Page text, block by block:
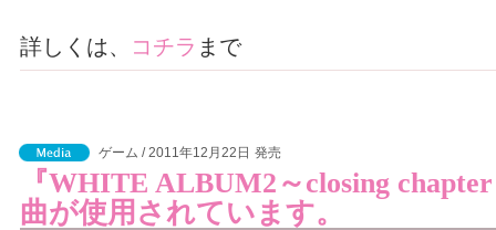
詳しくは、 コチラ まで
ゲーム / 2011年12月22日 発売
『WHITE ALBUM2～closing
曲が使用されています。